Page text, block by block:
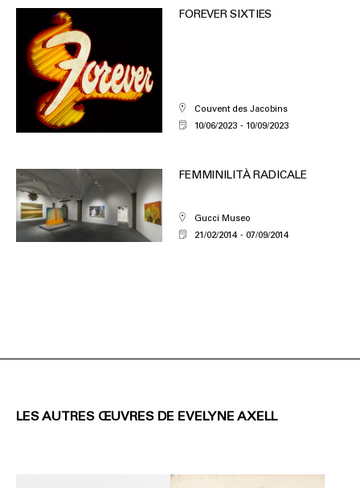
FOREVER SIXTIES
Couvent des Jacobins
10/06/2023
10/09/2023
FEMMINILITÀ RADICALE
Gucci Museo
21/02/2014
07/09/2014
LES AUTRES ŒUVRES DE EVELYNE AXELL